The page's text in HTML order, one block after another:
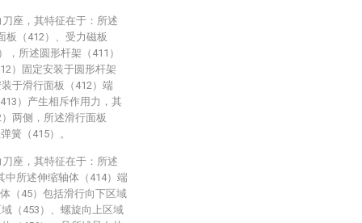
座，其特征在于：所述
板（412）、受力磁板
，所述圆形杆架（411）
）固定安装于圆形杆架
于滑行面板（412）端
）产生相斥作用力，其
两侧，所述滑行面板
簧（415）。
座，其特征在于：所述
中所述伸缩轴体（414）端
（45）包括滑行向下区域
（453）、螺旋向上区域